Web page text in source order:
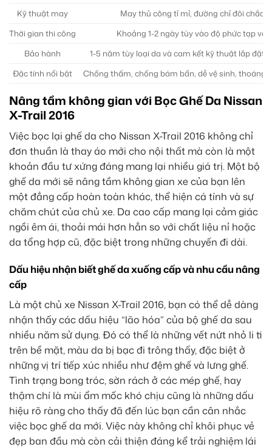
Kỹ thuật may
May thủ công tỉ mỉ, đường chỉ đôi chắc
Thời gian thi công
Khoảng 1-2 ngày tùy vào độ phức tạp và
Bảo hành
1-5 năm tùy loại da và cam kết kỹ thuật lắp đặt
Đặc tính nổi bật
Chống thấm, chống bám bẩn, dễ vệ sinh, thoáng
Nâng tầm không gian với Bọc Ghế Da Nissan
X-Trail 2016
Việc bọc lại ghế da cho Nissan X-Trail 2016 không chỉ
đơn thuần là thay áo mới cho nội thất mà còn là một
khoản đầu tư xứng đáng mang lại nhiều giá trị. Một bộ
ghế da mới sẽ nâng tầm không gian xe của bạn lên
một đẳng cấp hoàn toàn khác, thể hiện cá tính và sự
chăm chút của chủ xe. Da cao cấp mang lại cảm giác
ngồi êm ái, thoải mái hơn hẳn so với chất liệu nỉ hoặc
da tổng hợp cũ, đặc biệt trong những chuyến đi dài.
Dấu hiệu nhận biết ghế da xuống cấp và nhu cầu nâng
cấp
Là một chủ xe Nissan X-Trail 2016, bạn có thể dễ dàng
nhận thấy các dấu hiệu “lão hóa” của bộ ghế da sau
nhiều năm sử dụng. Đó có thể là những vết nứt nhỏ li ti
trên bề mặt, màu da bị bạc đi trông thấy, đặc biệt ở
những vị trí tiếp xúc nhiều như đệm ghế và lưng ghế.
Tình trạng bong tróc, sờn rách ở các mép ghế, hay
thậm chí là mùi ẩm mốc khó chịu cũng là những dấu
hiệu rõ ràng cho thấy đã đến lúc bạn cần cân nhắc
việc bọc ghế da mới. Việc này không chỉ khôi phục vẻ
đẹp ban đầu mà còn cải thiện đáng kể trải nghiệm lái